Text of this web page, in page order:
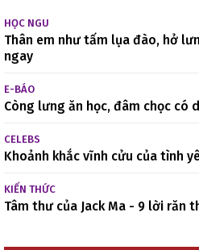
HỌC NGU
Thân em như tấm lụa đào, hở
ngay
E-BÁO
Còng lưng ăn học, đâm chọc có
CELEBS
Khoảnh khắc vĩnh cửu của tình
KIẾN THỨC
Tâm thư của Jack Ma - 9 lời răn